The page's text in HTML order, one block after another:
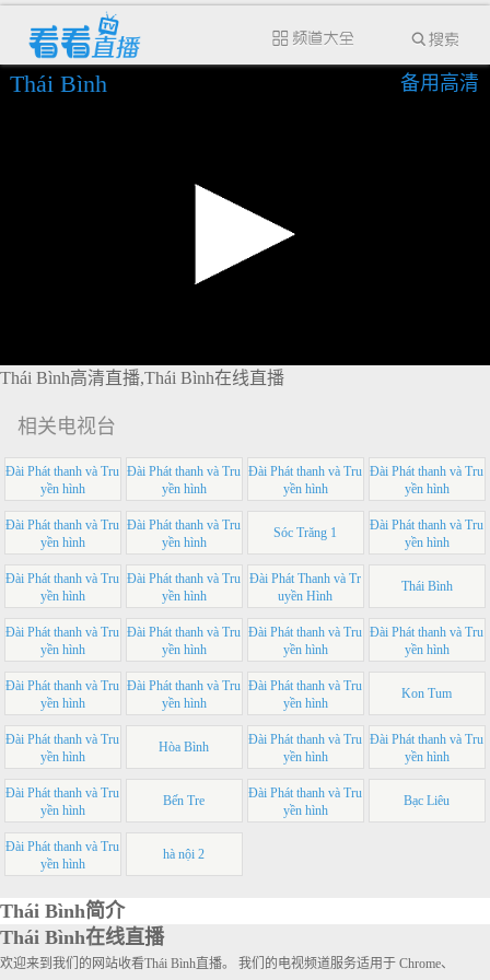
Thái Bình 备用高清
Thái Bình高清直播,Thái Bình在线直播
相关电视台
Đài Phát thanh và Tru
yền hình
Đài Phát thanh và Tru
yền hình
Đài Phát thanh và Tru
yền hình
Đài Phát thanh và Tru
yền hình
Đài Phát thanh và Tru
yền hình
Đài Phát thanh và Tru
yền hình
Sóc Trăng 1
Đài Phát thanh và Tru
yền hình
Đài Phát thanh và Tru
yền hình
Đài Phát thanh và Tru
yền hình
Đài Phát Thanh và Tr
uyền Hình
Thái Bình
Đài Phát thanh và Tru
yền hình
Đài Phát thanh và Tru
yền hình
Đài Phát thanh và Tru
yền hình
Đài Phát thanh và Tru
yền hình
Đài Phát thanh và Tru
yền hình
Đài Phát thanh và Tru
yền hình
Đài Phát thanh và Tru
yền hình
Kon Tum
Đài Phát thanh và Tru
yền hình
Hòa Bình
Đài Phát thanh và Tru
yền hình
Đài Phát thanh và Tru
yền hình
Đài Phát thanh và Tru
yền hình
Bến Tre
Đài Phát thanh và Tru
yền hình
Bạc Liêu
Đài Phát thanh và Tru
yền hình
hà nội 2
Thái Bình简介
Thái Bình在线直播
欢迎来到我们的网站收看Thái Bình直播。 我们的电视频道服务适用于 Chrome、